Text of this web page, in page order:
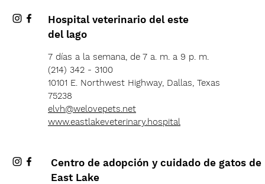
Hospital veterinario del este
del lago
7 días a la semana, de 7 a. m. a 9 p. m.
(214) 342 - 3100
10101 E. Northwest Highway, Dallas, Texas
75238
elvh@welovepets.net
www.eastlakeveterinary.hospital
Centro de adopción y cuidado de gatos de
East Lake